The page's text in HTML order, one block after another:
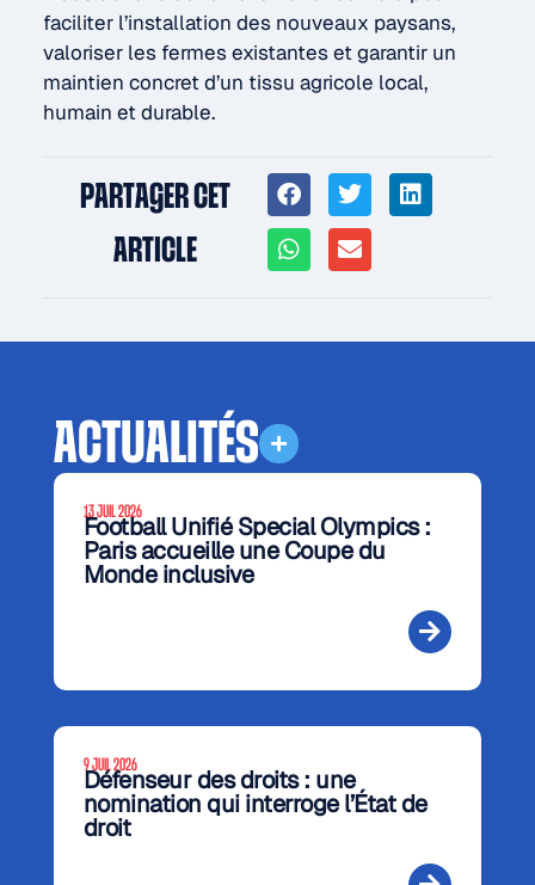
faciliter l’installation des nouveaux paysans,
valoriser les fermes existantes et garantir un
maintien concret d’un tissu agricole local,
humain et durable.
PARTAGER CET
ARTICLE
ACTUALITÉS
13 JUIL 2026
Football Unifié Special Olympics :
Paris accueille une Coupe du
Monde inclusive
9 JUIL 2026
Défenseur des droits : une
nomination qui interroge l’État de
droit